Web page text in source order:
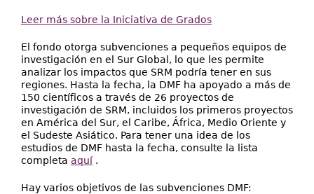
Leer más sobre la Iniciativa de Grados
El fondo otorga subvenciones a pequeños equipos de
investigación en el Sur Global, lo que les permite
analizar los impactos que SRM podría tener en sus
regiones. Hasta la fecha, la DMF ha apoyado a más de
150 científicos a través de 26 proyectos de
investigación de SRM, incluidos los primeros proyectos
en América del Sur, el Caribe, África, Medio Oriente y
el Sudeste Asiático. Para tener una idea de los
estudios de DMF hasta la fecha, consulte la lista
completa aquí .
Hay varios objetivos de las subvenciones DMF: